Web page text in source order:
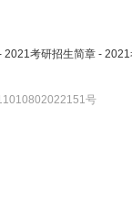
2021考研招生简章 - 2021
号